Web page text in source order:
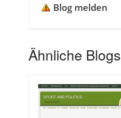
Blog melden
Ähnliche Blogs